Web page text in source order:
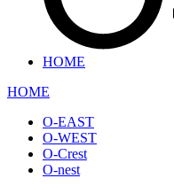
HOME
HOME
O-EAST
O-WEST
O-Crest
O-nest